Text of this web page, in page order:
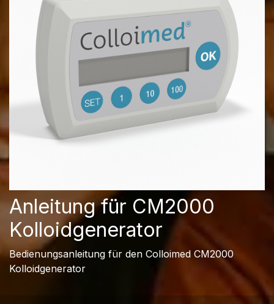
Anleitung für CM2000
Kolloidgenerator
Bedienungsanleitung für den Colloimed CM2000
Kolloidgenerator